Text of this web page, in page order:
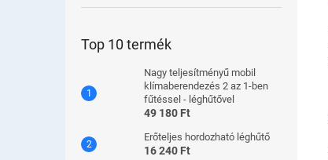
Top 10 termék
Nagy teljesítményű mobil
klímaberendezés 2 az 1-ben
fűtéssel - léghűtővel
49 180 Ft
Erőteljes hordozható léghűtő
16 240 Ft